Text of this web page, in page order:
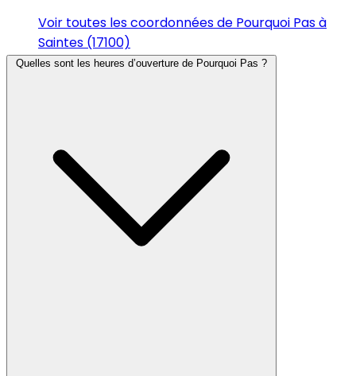
Voir toutes les coordonnées de Pourquoi Pas à
Saintes (17100)
Quelles sont les heures d’ouverture de Pourquoi Pas ?